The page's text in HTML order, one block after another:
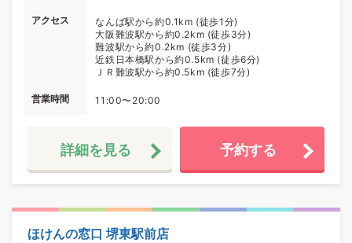
アクセス
なんば駅から約0.1km (徒歩1分)
大阪難波駅から約0.2km (徒歩3分)
難波駅から約0.2km (徒歩3分)
近鉄日本橋駅から約0.5km (徒歩6分)
ＪＲ難波駅から約0.5km (徒歩7分)
営業時間 11:00〜20:00
詳細を見る 予約する
ほけんの窓口 堺東駅前店